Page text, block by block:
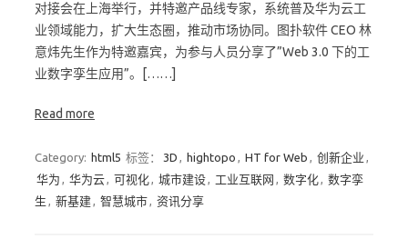
对接会在上海举行，并特邀产品线专家，系统普及华为云工
业领域能力，扩大生态圈，推动市场协同。图扑软件 CEO 林
意炜先生作为特邀嘉宾，为参与人员分享了”Web 3.0 下的工
业数字孪生应用”。[……]
Read more
Category: html5 标签： 3D , hightopo , HT for Web , 创新企业 ,
华为 , 华为云, 可视化, 城市建设, 工业互联网 , 数字化, 数字孪
生 , 新基建, 智慧城市, 资讯分享